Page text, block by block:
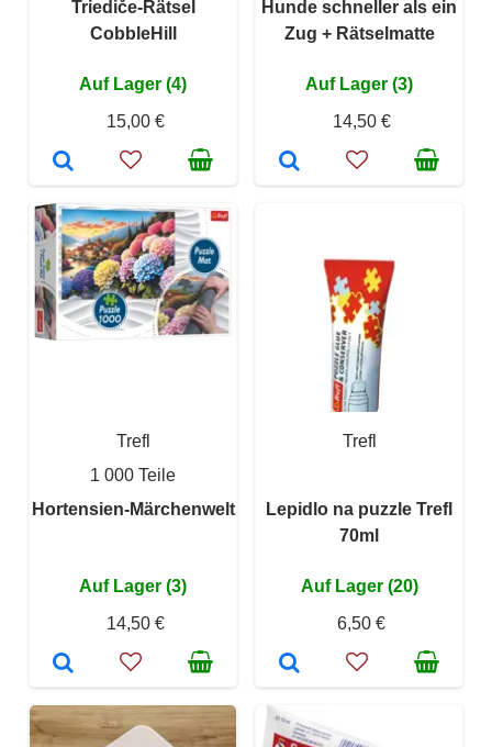
Triediče-Rätsel
CobbleHill
Auf Lager (4)
15,00 €
Hunde schneller als ein
Zug + Rätselmatte
Auf Lager (3)
14,50 €
Trefl
1 000 Teile
Hortensien-Märchenwelt
Auf Lager (3)
14,50 €
Trefl
Lepidlo na puzzle Trefl
70ml
Auf Lager (20)
6,50 €